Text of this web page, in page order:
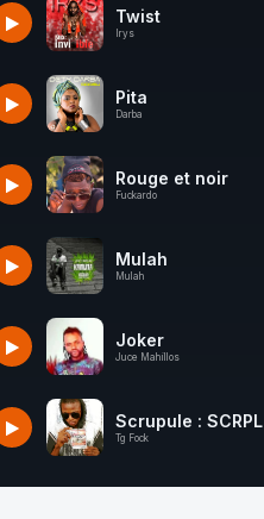
Twist
Irys
Pita
Darba
Rouge et noir
Fuckardo
Mulah
Mulah
Joker
Juce Mahillos
Scrupule : SCRPL
Tg Fock